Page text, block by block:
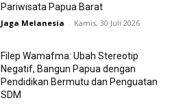
Pariwisata Papua Barat
Jaga Melanesia - Kamis, 30 Juli 2026
Filep Wamafma: Ubah Stereotip
Negatif, Bangun Papua dengan
Pendidikan Bermutu dan Penguatan
SDM